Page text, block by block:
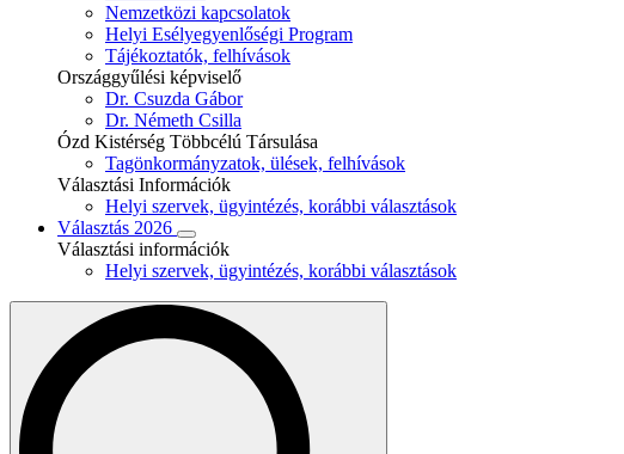
Nemzetközi kapcsolatok
Helyi Esélyegyenlőségi Program
Tájékoztatók, felhívások
Országgyűlési képviselő
Dr. Csuzda Gábor
Dr. Németh Csilla
Ózd Kistérség Többcélú Társulása
Tagönkormányzatok, ülések, felhívások
Választási Információk
Helyi szervek, ügyintézés, korábbi választások
Választás 2026
Választási információk
Helyi szervek, ügyintézés, korábbi választások